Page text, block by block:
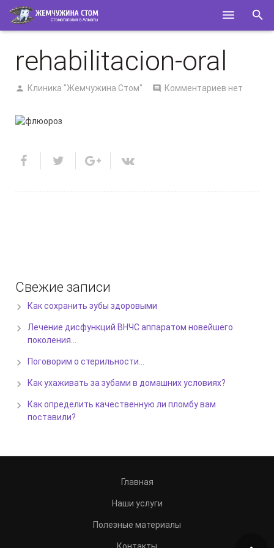
О НАС
СПЕЦИАЛИСТЫ
КОНТАКТЫ
rehabilitacion-oral
Клиника "Жемчужина Стом" Комментариев нет
Свежие записи
Как сохранить зубы здоровыми
Лечение дисфункций ВНЧС аппаратом новейшего
поколения…
Поговорим о стерильности…
Как ухаживать за зубами в домашних условиях?
Как определить качественную ли пломбу вам
поставили?
Главная
Наши услуги
Полезные материалы